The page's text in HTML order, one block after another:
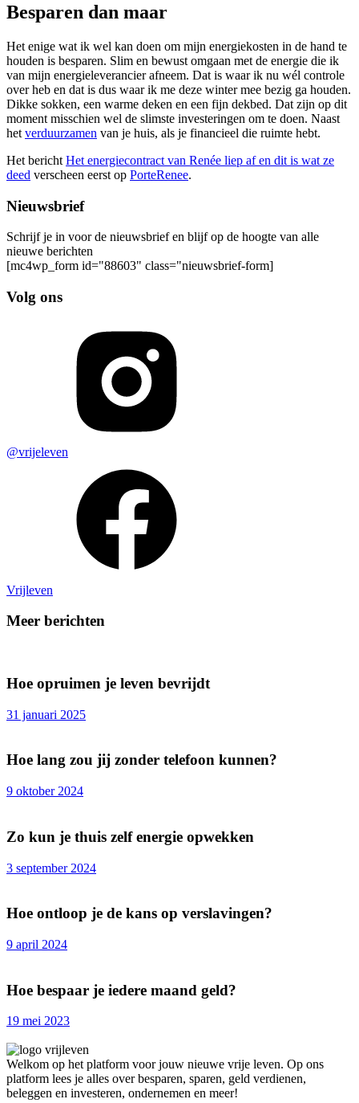
Besparen dan maar
Het enige wat ik wel kan doen om mijn energiekosten in de hand te
houden is besparen. Slim en bewust omgaan met de energie die ik
van mijn energieleverancier afneem. Dat is waar ik nu wél controle
over heb en dat is dus waar ik me deze winter mee bezig ga houden.
Dikke sokken, een warme deken en een fijn dekbed. Dat zijn op dit
moment misschien wel de slimste investeringen om te doen. Naast
het verduurzamen van je huis, als je financieel die ruimte hebt.
Het bericht Het energiecontract van Renée liep af en dit is wat ze
deed verscheen eerst op PorteRenee.
Nieuwsbrief
Schrijf je in voor de nieuwsbrief en blijf op de hoogte van alle
nieuwe berichten
[mc4wp_form id="88603" class="nieuwsbrief-form]
Volg ons
@vrijeleven
Vrijleven
Meer berichten
Hoe opruimen je leven bevrijdt
31 januari 2025
Hoe lang zou jij zonder telefoon kunnen?
9 oktober 2024
Zo kun je thuis zelf energie opwekken
3 september 2024
Hoe ontloop je de kans op verslavingen?
9 april 2024
Hoe bespaar je iedere maand geld?
19 mei 2023
Welkom op het platform voor jouw nieuwe vrije leven. Op ons
platform lees je alles over besparen, sparen, geld verdienen,
beleggen en investeren, ondernemen en meer!